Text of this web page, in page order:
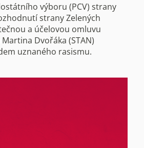
výboru (PCV) strany
strany Zelených
a účelovou omluvu
Dvořáka (STAN)
uznaného rasismu.